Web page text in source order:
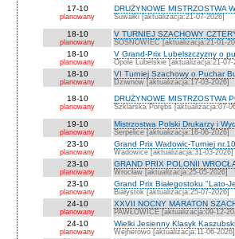
17-10
planowany
DRUŻYNOWE MISTRZOSTWA
Suwałki [aktualizacja:21-07-2026]
18-10
planowany
V TURNIEJ SZACHOWY
SOSNOWIEC [aktualizacja:21-01-
18-10
planowany
V Grand-Prix Lubelszczyzny o
Opole Lubelskie [aktualizacja:21-07-
18-10
planowany
VI Turniej Szachowy o Puchar
Dziwnów [aktualizacja:17-03-2026]
18-10
planowany
DRUŻYNOWE MISTRZOSTWA
Szklarska Porębs [aktualizacja:07-
19-10
planowany
Mistrzostwa Polski Drukarzy i
Serpelice [aktualizacja:16-06-2026]
23-10
planowany
Grand Prix Wadowic-Turniej
Wadowice [aktualizacja:31-03-2026]
23-10
planowany
GRAND PRIX POLONII
Wrocław [aktualizacja:25-05-2026]
23-10
planowany
Grand Prix Białegostoku "Lato-
Białystok [aktualizacja:25-07-2026]
24-10
planowany
XXVII NOCNY MARATON
PAWŁOWICE [aktualizacja:09-12-
24-10
planowany
Wielki Jesienny Klasyk
Wejherowo [aktualizacja:11-06-2026]